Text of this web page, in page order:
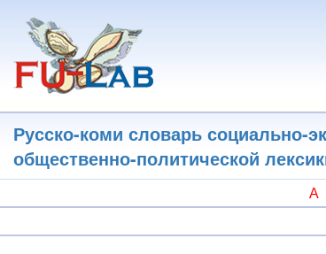
основному
содержанию
Русско-коми словарь социально-
общественно-политической
А